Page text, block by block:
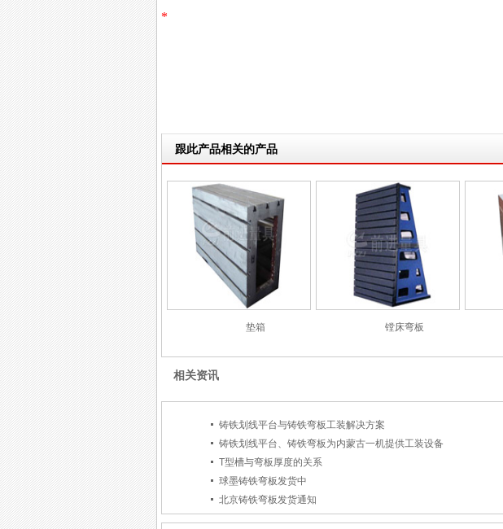
跟此产品相关的产品
垫箱 镗床弯板
相关资讯
铸铁划线平台与铸铁弯板工装解决方案
铸铁划线平台、铸铁弯板为内蒙古一机提供工装设备
T型槽与弯板厚度的关系
球墨铸铁弯板发货中
北京铸铁弯板发货通知